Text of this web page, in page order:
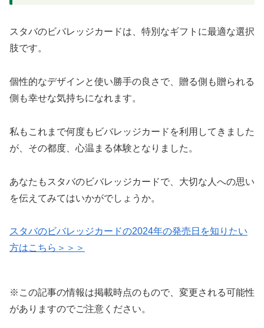
スタバのビバレッジカードは、特別なギフトに最適な選択
肢です。
個性的なデザインと使い勝手の良さで、贈る側も贈られる
側も幸せな気持ちになれます。
私もこれまで何度もビバレッジカードを利用してきました
が、その都度、心温まる体験となりました。
あなたもスタバのビバレッジカードで、大切な人への思い
を伝えてみてはいかがでしょうか。
スタバのビバレッジカードの2024年の発売日を知りたい
方はこちら＞＞＞
※この記事の情報は掲載時点のもので、変更される可能性
がありますのでご注意ください。